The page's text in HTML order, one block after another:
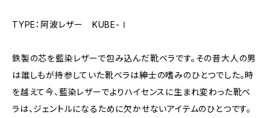
TYPE：阿波レザー KUBE-Ⅰ
鉄製の芯を藍染レザーで包み込んだ靴ベラです。その昔大人の男
は誰しもが持参していた靴ベラは紳士の嗜みのひとつでした。時
を越えて今、藍染レザーでよりハイセンスに生まれ変わった靴ベ
ラは、ジェントルになるために欠かせないアイテムのひとつです。